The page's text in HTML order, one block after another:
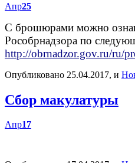
Апр25
С брошюрами можно
Рособрнадзора по
http://obrnadzor.gov.ru/ru/
Опубликовано 25.04.2017, и
Сбор макулатуры
Апр17